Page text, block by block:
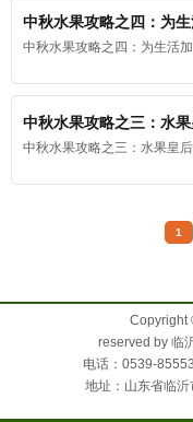
中秋水果攻略之四：为生
中秋水果攻略之四：为生活加
中秋水果攻略之三：水
中秋水果攻略之三：水果皇
1
Copyright
reserved by 临
电话：0539-
地址：山东省临